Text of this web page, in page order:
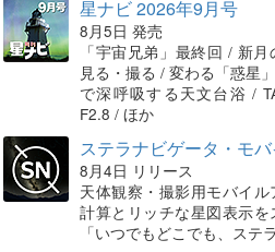
星ナビ 2026年9月号
8月5日 発売
「宇宙兄弟」最終回 / 新
見る・撮る / 変わる「惑星
で深呼吸する天文台浴 /
F2.8 / ほか
ステラナビゲータ・モ
8月4日 リリース
天体観察・撮影用モバイ
計算とリッチな星図表示
「いつでもどこでも、ステ